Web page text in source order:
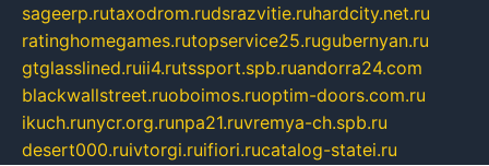
sageerp.rutaxodrom.rudsrazvitie.ruhardcity.net.ru
ratinghomegames.rutopservice25.rugubernyan.ru
gtglasslined.ruii4.rutssport.spb.ruandorra24.com
blackwallstreet.ruoboimos.ruoptim-doors.com.ru
ikuch.runycr.org.runpa21.ruvremya-ch.spb.ru
desert000.ruivtorgi.ruifiori.rucatalog-statei.ru